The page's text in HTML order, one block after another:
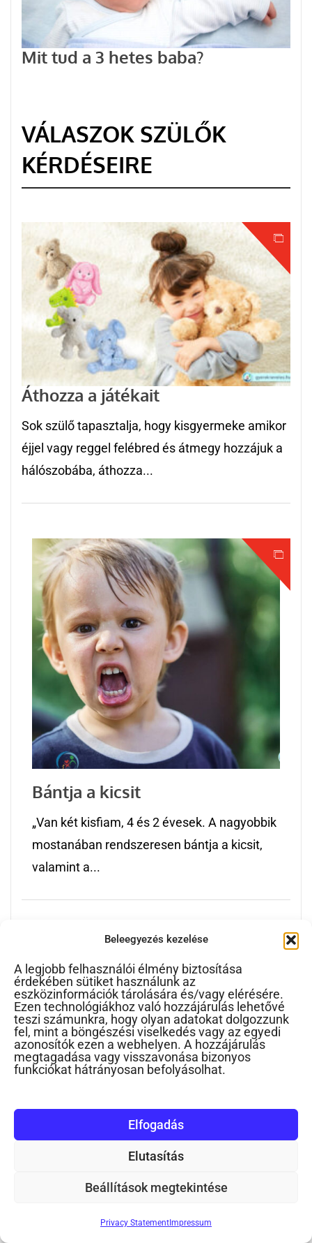
Beleegyezés kezelése
A legjobb felhasználói élmény biztosítása
érdekében sütiket használunk az
eszközinformációk tárolására és/vagy elérésére.
Ezen technológiákhoz való hozzájárulás lehetővé
teszi számunkra, hogy olyan adatokat dolgozzunk
fel, mint a böngészési viselkedés vagy az egyedi
azonosítók ezen a webhelyen. A hozzájárulás
megtagadása vagy visszavonása bizonyos
funkciókat hátrányosan befolyásolhat.
Elfogadás
Elutasítás
Beállítások megtekintése
Privacy Statement Impressum
Mit tud a 3 hetes baba?
VÁLASZOK SZÜLŐK
KÉRDÉSEIRE
Áthozza a játékait
Sok szülő tapasztalja, hogy kisgyermeke amikor
éjjel vagy reggel felébred és átmegy hozzájuk a
hálószobába, áthozza...
Bántja a kicsit
„Van két kisfiam, 4 és 2 évesek. A nagyobbik
mostanában rendszeresen bántja a kicsit,
valamint a...
Ezt írta anyuka arról, hogy rosszba viszi
gyermekét az óvodatársa: „Most középső